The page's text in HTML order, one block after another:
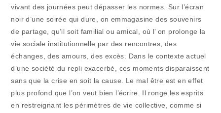
vivant des journées peut dépasser les normes. Sur l’écran
noir d’une soirée qui dure, on emmagasine des souvenirs
de partage, qu’il soit familial ou amical, où l’ on prolonge la
vie sociale institutionnelle par des rencontres, des
échanges, des amours, des excès. Dans le contexte actuel
d’une société du repli exacerbé, ces moments disparaissent
sans que la crise en soit la cause. Le mal être est en effet
plus profond que l’on veut bien l’écrire. Il ronge les esprits
en restreignant les périmètres de vie collective, comme si